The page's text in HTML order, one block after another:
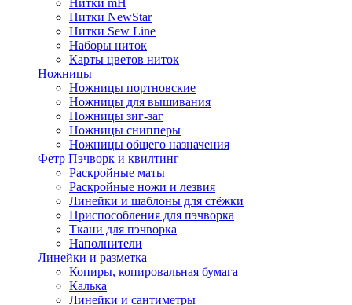
Нитки mH
Нитки NewStar
Нитки Sew Line
Наборы ниток
Карты цветов ниток
Ножницы
Ножницы портновские
Ножницы для вышивания
Ножницы зиг-заг
Ножницы снипперы
Ножницы общего назначения
Фетр Пэчворк и квилтинг
Раскройные маты
Раскройные ножи и лезвия
Линейки и шаблоны для стёжки
Приспособления для пэчворка
Ткани для пэчворка
Наполнители
Линейки и разметка
Копиры, копировальная бумага
Калька
Линейки и сантиметры